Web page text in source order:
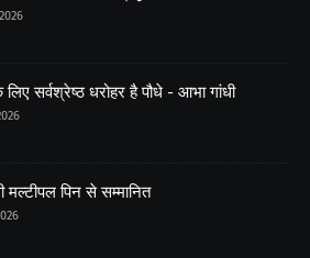
लिए सर्वश्रेष्ठ धरोहर है पौधे - आभा गांधी
मल्टीपल पिन से सम्मानित